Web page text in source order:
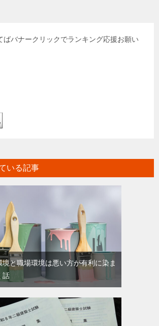
ばバナークリックでランキング応援お願い
いる記事
境と職場環境は悪い方が有利に染ま
話